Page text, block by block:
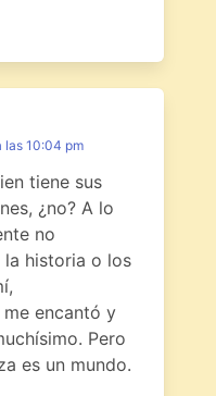
las 10:04 pm
tiene sus
¿no? A lo
no
historia o los
encantó y
Pero
es un mundo.